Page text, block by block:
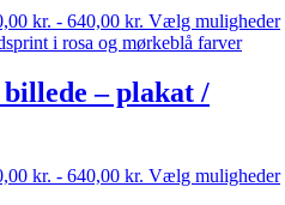
kr. - 640,00 kr. Vælg muligheder
– plakat /
kr. - 640,00 kr. Vælg muligheder